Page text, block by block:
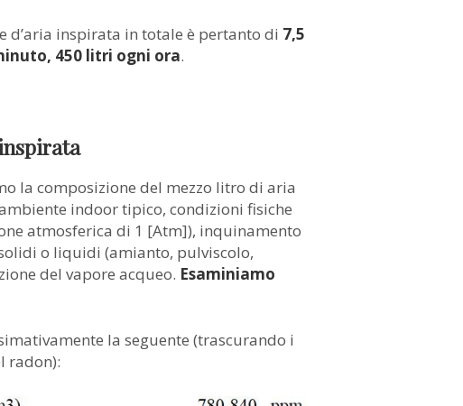
d’aria inspirata in totale è pertanto di 7,5
450 litri ogni ora.
la composizione del mezzo litro di aria
indoor tipico, condizioni fisiche
atmosferica di 1 [Atm]), inquinamento
o liquidi (amianto, pulviscolo,
del vapore acqueo. Esaminiamo
la seguente (trascurando i
radon):